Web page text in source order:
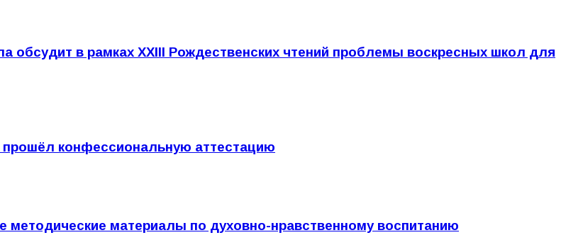
обсудит в рамках XXIII Рождественских чтений проблемы воскресных школ для
конфессиональную аттестацию
методические материалы по духовно-нравственному воспитанию